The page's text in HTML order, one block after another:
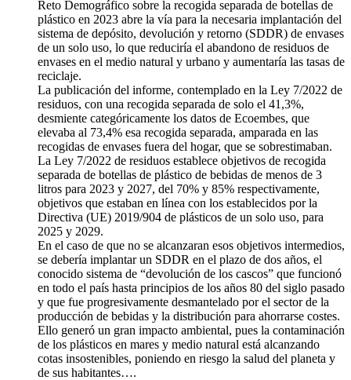
Reto Demográfico sobre la recogida separada de botellas de
plástico en 2023 abre la vía para la necesaria implantación del
sistema de depósito, devolución y retorno (SDDR) de envases
de un solo uso, lo que reduciría el abandono de residuos de
envases en el medio natural y urbano y aumentaría las tasas de
reciclaje.
La publicación del informe, contemplado en la Ley 7/2022 de
residuos, con una recogida separada de solo el 41,3%,
desmiente categóricamente los datos de Ecoembes, que
elevaba al 73,4% esa recogida separada, amparada en las
recogidas de envases fuera del hogar, que se sobrestimaban.
La Ley 7/2022 de residuos establece objetivos de recogida
separada de botellas de plástico de bebidas de menos de 3
litros para 2023 y 2027, del 70% y 85% respectivamente,
objetivos que estaban en línea con los establecidos por la
Directiva (UE) 2019/904 de plásticos de un solo uso, para
2025 y 2029.
En el caso de que no se alcanzaran esos objetivos intermedios,
se debería implantar un SDDR en el plazo de dos años, el
conocido sistema de “devolución de los cascos” que funcionó
en todo el país hasta principios de los años 80 del siglo pasado
y que fue progresivamente desmantelado por el sector de la
producción de bebidas y la distribución para ahorrarse costes.
Ello generó un gran impacto ambiental, pues la contaminación
de los plásticos en mares y medio natural está alcanzando
cotas insostenibles, poniendo en riesgo la salud del planeta y
de sus habitantes….